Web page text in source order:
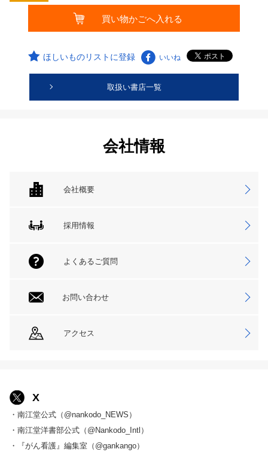
ほしいものリストに登録 いいね
取扱い書店一覧
会社情報
会社概要
採用情報
よくあるご質問
お問い合わせ
アクセス
X
・南江堂公式（@nankodo_NEWS）
・南江堂洋書部公式（@Nankodo_Intl）
・『がん看護』編集室（@gankango）